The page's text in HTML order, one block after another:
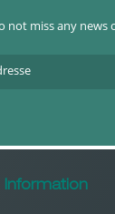
not miss any news
Information